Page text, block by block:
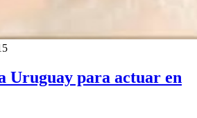
Uruguay para actuar en